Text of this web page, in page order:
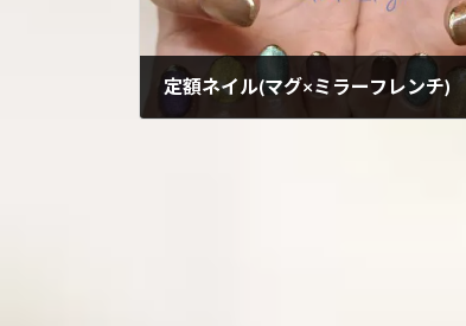
定額ネイル(マグ×ミラーフレンチ)